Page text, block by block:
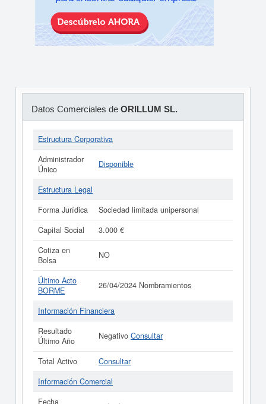
Datos Comerciales de ORILLUM SL.
Estructura Corporativa
Administrador
Único
Disponible
Estructura Legal
Forma Jurídica
Sociedad limitada unipersonal
Capital Social
3.000 €
Cotiza en
Bolsa
NO
Último Acto
BORME
26/04/2024 Nombramientos
Información Financiera
Resultado
Último Año
Negativo Consultar
Total Activo
Consultar
Información Comercial
Fecha